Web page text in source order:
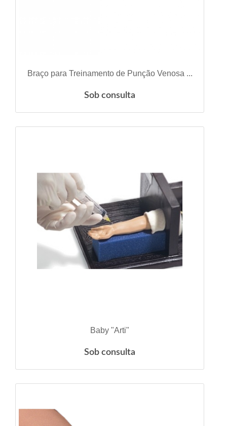
VER DETALHES
Braço para Treinamento de Punção Venosa ...
Sob consulta
VER DETALHES
Baby "Arti"
Sob consulta